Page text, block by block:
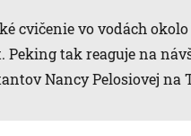
cvičenie vo vodách
Peking tak reaguje na
Nancy Pelosiovej na